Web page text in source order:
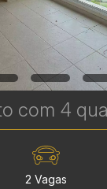
2 Vagas